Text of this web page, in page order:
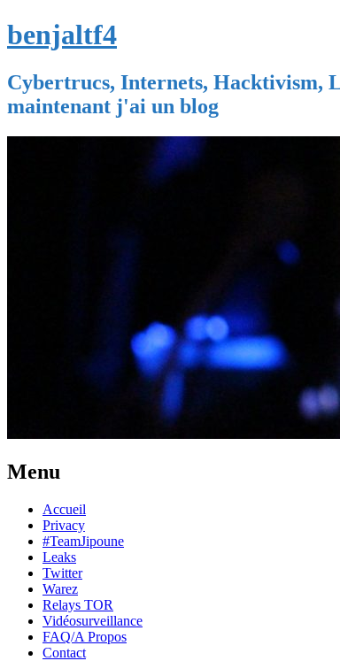
benjaltf4
Cybertrucs, Internets, Hacktivism,
maintenant j'ai un blog
Menu
Skip
content
Accueil
Privacy
#TeamJipoune
Leaks
Twitter
Warez
Relays TOR
Vidéosurveillance
FAQ/A Propos
Contact